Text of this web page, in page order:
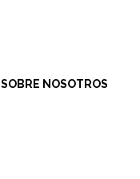
SOBRE NOSOTROS